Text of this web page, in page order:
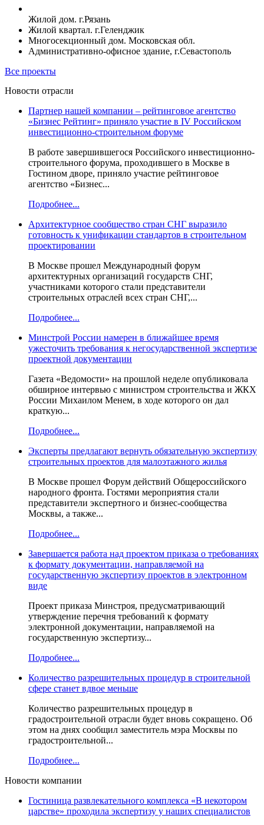
Жилой дом. г.Рязань
Жилой квартал. г.Геленджик
Многосекционный дом. Московская обл.
Административно-офисное здание, г.Севастополь
Все проекты
Новости отрасли
Партнер нашей компании – рейтинговое агентство
«Бизнес Рейтинг» приняло участие в IV Российском
инвестиционно-строительном форуме
В работе завершившегося Российского инвестиционно-
строительного форума, проходившего в Москве в
Гостином дворе, приняло участие рейтинговое
агентство «Бизнес...
Подробнее...
Архитектурное сообщество стран СНГ выразило
готовность к унификации стандартов в строительном
проектировании
В Москве прошел Международный форум
архитектурных организаций государств СНГ,
участниками которого стали представители
строительных отраслей всех стран СНГ,...
Подробнее...
Минстрой России намерен в ближайшее время
ужесточить требования к негосударственной экспертизе
проектной документации
Газета «Ведомости» на прошлой неделе опубликовала
обширное интервью с министром строительства и ЖКХ
России Михаилом Менем, в ходе которого он дал
краткую...
Подробнее...
Эксперты предлагают вернуть обязательную экспертизу
строительных проектов для малоэтажного жилья
В Москве прошел Форум действий Общероссийского
народного фронта. Гостями мероприятия стали
представители экспертного и бизнес-сообщества
Москвы, а также...
Подробнее...
Завершается работа над проектом приказа о требованиях
к формату документации, направляемой на
государственную экспертизу проектов в электронном
виде
Проект приказа Минстроя, предусматривающий
утверждение перечня требований к формату
электронной документации, направляемой на
государственную экспертизу...
Подробнее...
Количество разрешительных процедур в строительной
сфере станет вдвое меньше
Количество разрешительных процедур в
градостроительной отрасли будет вновь сокращено. Об
этом на днях сообщил заместитель мэра Москвы по
градостроительной...
Подробнее...
Новости компании
Гостиница развлекательного комплекса «В некотором
царстве» проходила экспертизу у наших специалистов